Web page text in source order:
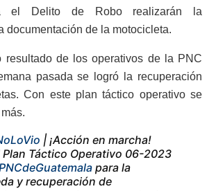
el Delito de Robo realizarán la
documentación de la motocicleta.
resultado de los operativos de la PNC
pasada se logró la recuperación
Con este plan táctico operativo se
| ¡Acción en marcha!
Plan Táctico Operativo 06-2023
para la
y recuperación de